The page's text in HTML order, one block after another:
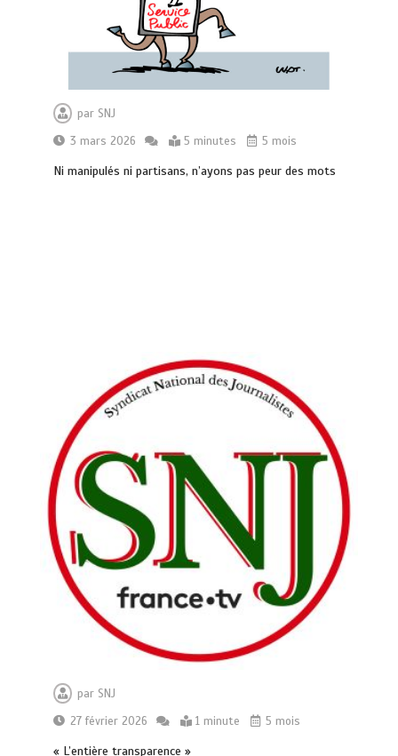
par SNJ
3 mars 2026
5 minutes 5 mois
Ni manipulés ni partisans, n’ayons pas peur des mots
par SNJ
27 février 2026
1 minute 5 mois
« L’entière transparence »